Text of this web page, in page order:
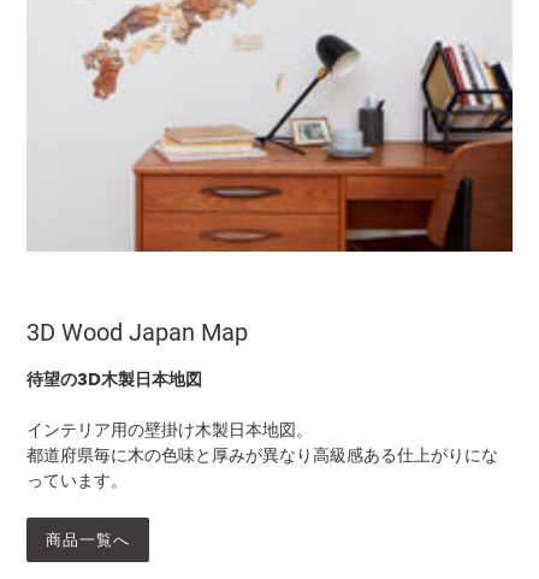
3D Wood Japan Map
待望の3D木製日本地図
インテリア用の壁掛け木製日本地図。
都道府県毎に木の色味と厚みが異なり高級感ある仕上がりにな
っています。
商品一覧へ